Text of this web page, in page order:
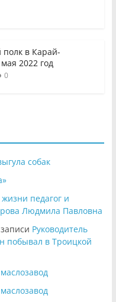
в Карай-
2022 год
0
собак
педагог и
Людмила Павловна
Руководитель
побывал в Троицкой